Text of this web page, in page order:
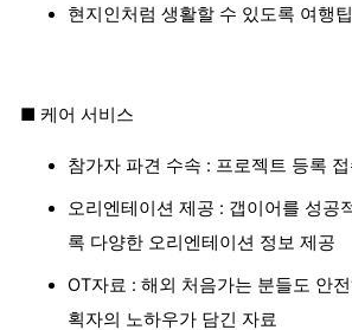
현지인처럼 생활할 수 있도록 여행
■ 케어 서비스
참가자 파견 수속 : 프로젝트 등록
오리엔테이션 제공 : 갭이어를 성공
록 다양한 오리엔테이션 정보 제공
OT자료 : 해외 처음가는 분들도 안
획자의 노하우가 담긴 자료